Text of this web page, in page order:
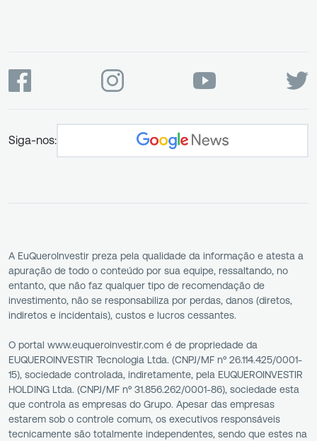
Siga-nos:
A EuQueroInvestir preza pela qualidade da informação e atesta a
apuração de todo o conteúdo por sua equipe, ressaltando, no
entanto, que não faz qualquer tipo de recomendação de
investimento, não se responsabiliza por perdas, danos (diretos,
indiretos e incidentais), custos e lucros cessantes.
O portal www.euqueroinvestir.com é de propriedade da
EUQUEROINVESTIR Tecnologia Ltda. (CNPJ/MF nº 26.114.425/0001-
15), sociedade controlada, indiretamente, pela EUQUEROINVESTIR
HOLDING Ltda. (CNPJ/MF nº 31.856.262/0001-86), sociedade esta
que controla as empresas do Grupo. Apesar das empresas
estarem sob o controle comum, os executivos responsáveis
tecnicamente são totalmente independentes, sendo que estes na